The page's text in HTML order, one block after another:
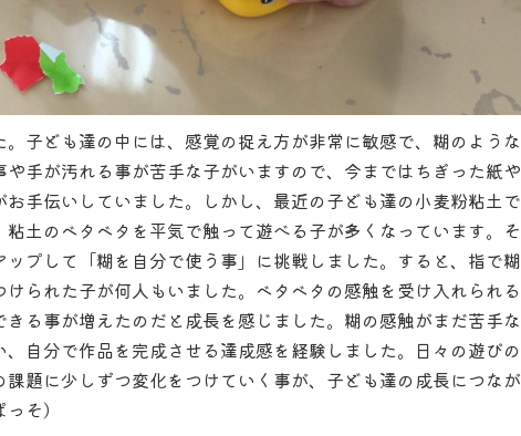
子ども達の中には、感覚の捉え方が非常に敏感で、糊のような
手が汚れる事が苦手な子がいますので、今まではちぎった紙や
お手伝いしていました。しかし、最近の子ども達の小麦粉粘土で
土のベタベタを平気で触って遊べる子が多くなっています。そ
プして「糊を自分で使う事」に挑戦しました。すると、指で糊
られた子が何人もいました。ベタベタの感触を受け入れられる
きる事が増えたのだと成長を感じました。糊の感触がまだ苦手な
自分で作品を完成させる達成感を経験しました。日々の遊びの
題に少しずつ変化をつけていく事が、子ども達の成長につなが
そ）